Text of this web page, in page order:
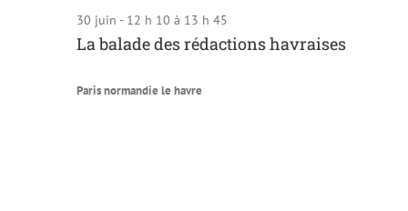
La balade des rédactions havraises
30 juin - 12 h 10 à 13 h 45
Paris normandie le havre